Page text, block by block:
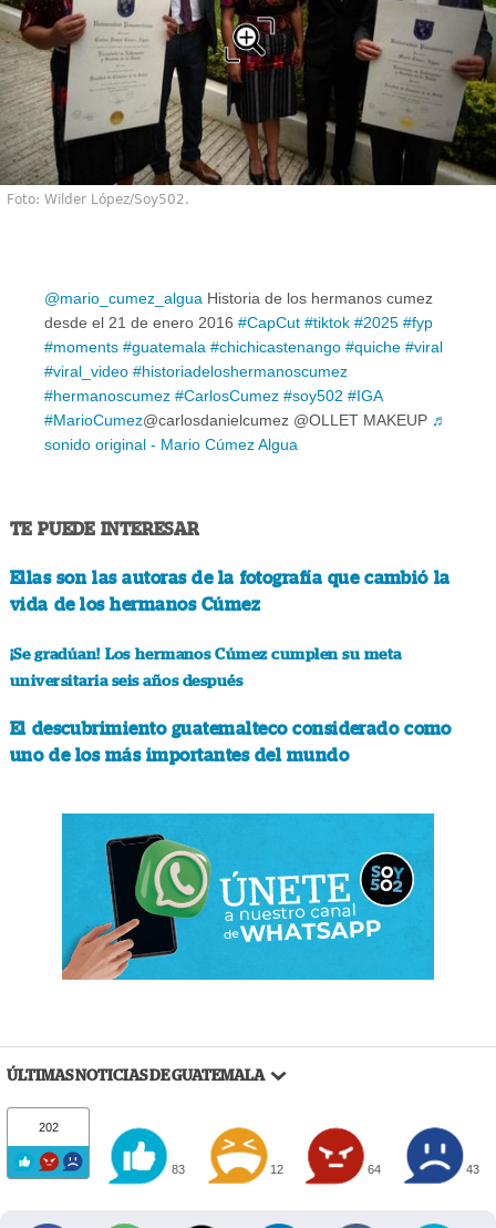
Foto: Wilder López/Soy502.
@mario_cumez_algua Historia de los hermanos cumez
desde el 21 de enero 2016 #CapCut #tiktok #2025 #fyp
#moments #guatemala #chichicastenango #quiche #viral
#viral_video #historiadeloshermanoscumez
#hermanoscumez #CarlosCumez #soy502 #IGA
#MarioCumez@carlosdanielcumez @OLLET MAKEUP ♬
sonido original - Mario Cúmez Algua
TE PUEDE INTERESAR
Ellas son las autoras de la fotografía que cambió la
vida de los hermanos Cúmez
¡Se gradúan! Los hermanos Cúmez cumplen su meta
universitaria seis años después
El descubrimiento guatemalteco considerado como
uno de los más importantes del mundo
ÚLTIMAS NOTICIAS DE GUATEMALA
202
83 12 64 43